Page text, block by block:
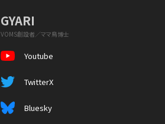
GYARI
VOMS創設者／ママ鳥博士
Youtube
TwitterX
Bluesky